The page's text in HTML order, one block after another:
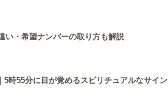
い・希望ナンバーの取り方も解説
時55分に目が覚めるスピリチュアルなサイン